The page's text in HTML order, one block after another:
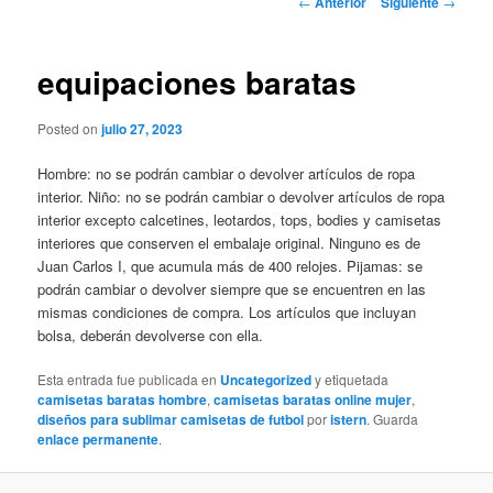
equipaciones baratas
Posted onjulio 27, 2023
Hombre: no se podrán cambiar o devolver artículos de ropa
interior. Niño: no se podrán cambiar o devolver artículos de ropa
interior excepto calcetines, leotardos, tops, bodies y camisetas
interiores que conserven el embalaje original. Ninguno es de
Juan Carlos I, que acumula más de 400 relojes. Pijamas: se
podrán cambiar o devolver siempre que se encuentren en las
mismas condiciones de compra. Los artículos que incluyan
bolsa, deberán devolverse con ella.
Esta entrada fue publicada en Uncategorizedy etiquetada
camisetas baratas hombre,camisetas baratas online mujer,
diseños para sublimar camisetas de futbolporistern. Guarda
enlace permanente.